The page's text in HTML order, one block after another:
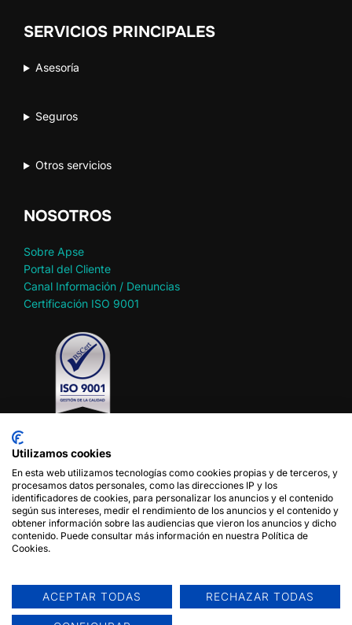
Utilizamos cookies
En esta web utilizamos tecnologías como cookies propias y de terceros, y
procesamos datos personales, como las direcciones IP y los
identificadores de cookies, para personalizar los anuncios y el contenido
según sus intereses, medir el rendimiento de los anuncios y el contenido y
obtener información sobre las audiencias que vieron los anuncios y dicho
contenido. Puede consultar más información en nuestra Política de
Cookies.
ACEPTAR TODAS RECHAZAR TODAS
SERVICIOS PRINCIPALES
Asesoría
Seguros
Otros servicios
NOSOTROS
Sobre Apse
Portal del Cliente
Canal Información / Denuncias
Certificación ISO 9001
Política de privacidad
Política de cookies
Aviso legal
Condiciones de uso del sitio web
Contacto